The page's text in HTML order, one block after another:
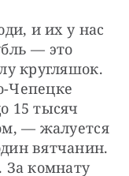
и их у нас
— это
кругляшок.
Чепецке
15 тысяч
— жалуется
вятчанин.
За комнату